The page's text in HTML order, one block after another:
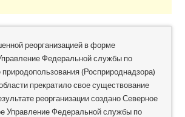
реорганизацией в форме
Федеральной службы по
(Росприроднадзора)
прекратило свое существование
реорганизации создано Северное
Управление Федеральной службы по